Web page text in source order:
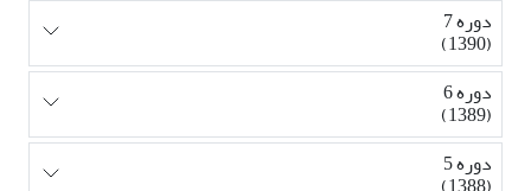
دوره 7
(1390)
دوره 6
(1389)
دوره 5